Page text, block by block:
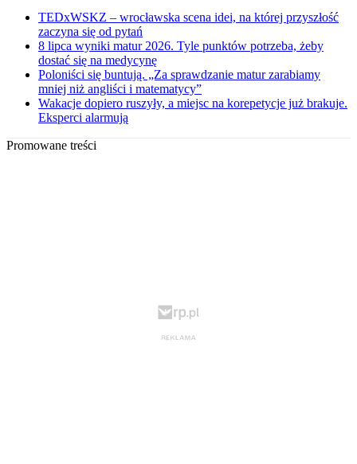
TEDxWSKZ – wrocławska scena idei, na której przyszłość
zaczyna się od pytań
8 lipca wyniki matur 2026. Tyle punktów potrzeba, żeby
dostać się na medycynę
Poloniści się buntują. „Za sprawdzanie matur zarabiamy
mniej niż angliści i matematycy”
Wakacje dopiero ruszyły, a miejsc na korepetycje już brakuje.
Eksperci alarmują
Promowane treści